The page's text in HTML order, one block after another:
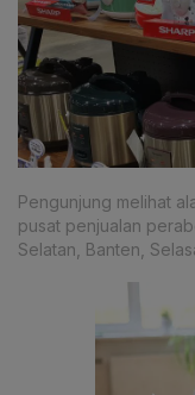
Pengunjung melihat
pusat penjualan
Selatan, Banten,